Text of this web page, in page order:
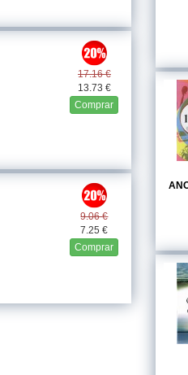
17.16 €
13.73 €
Comprar
9.06 €
7.25 €
Comprar